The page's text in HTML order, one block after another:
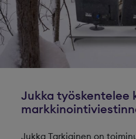
Jukka työskentelee
Jukka Tarkiainen on